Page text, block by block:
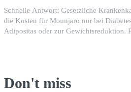
Schnelle Antwort: Gesetzliche
die Kosten für Mounjaro nur bei
Adipositas oder zur Gewichtsreduktion.
Don't miss